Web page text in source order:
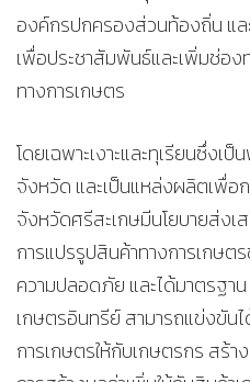
องค์กรปกครองส่วนท้องถิ่น แ
เพื่อประชาสัมพันธ์และเพิ่มช่อง
ทางการเกษตร
โดยเฉพาะเงาะและทุเรียนซึ่ง
จังหวัด และเป็นแหล่งผลิตเพื่อ
จังหวัดศรีสะเกษมีนโยบายส่งเ
การแปรรูปสินค้าทางการเกษ
ความปลอดภัย และได้มาตรฐา
เกษตรอินทรีย์ สามารถแข่งขัน
การเกษตรให้กับเกษตรกร สร้า